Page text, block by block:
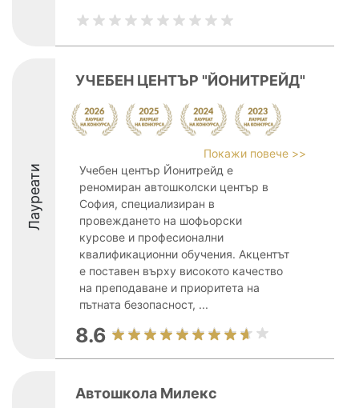
Лауреати
УЧЕБЕН ЦЕНТЪР "ЙОНИТРЕЙД"
Покажи повече >>
Учебен център Йонитрейд е
реномиран автошколски център в
София, специализиран в
провеждането на шофьорски
курсове и професионални
квалификационни обучения. Акцентът
е поставен върху високото качество
на преподаване и приоритета на
пътната безопасност, ...
8.6
Автошкола Милекс